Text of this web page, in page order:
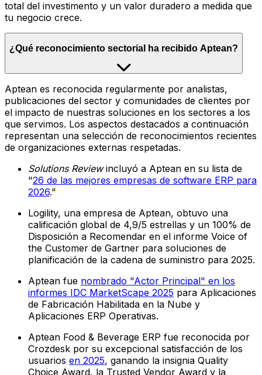
total del investimento y un valor duradero a medida que
tu negocio crece.
¿Qué reconocimiento sectorial ha recibido Aptean?
Aptean es reconocida regularmente por analistas,
publicaciones del sector y comunidades de clientes por
el impacto de nuestras soluciones en los sectores a los
que servimos. Los aspectos destacados a continuación
representan una selección de reconocimientos recientes
de organizaciones externas respetadas.
Solutions Reviewincluyó a Aptean en su lista de
"26 de las mejores empresas de software ERP para
2026."
Logility, una empresa de Aptean, obtuvo una
calificación global de 4,9/5 estrellas y un 100% de
Disposición a Recomendar en el informe Voice of
the Customer de Gartner para soluciones de
planificación de la cadena de suministro para 2025.
Aptean fue nombrado "Actor Principal" en los
informes IDC MarketScape 2025 para Aplicaciones
de Fabricación Habilitada en la Nube y
Aplicaciones ERP Operativas.
Aptean Food & Beverage ERP fue reconocida por
Crozdesk por su excepcional satisfacción de los
usuarios en 2025, ganando la insignia Quality
Choice Award, la Trusted Vendor Award y la